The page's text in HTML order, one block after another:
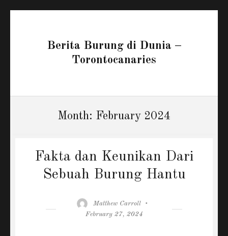
Berita Burung di Dunia –
Torontocanaries
Month: February 2024
Fakta dan Keunikan Dari
Sebuah Burung Hantu
Author
Matthew Carroll
February 27, 2024